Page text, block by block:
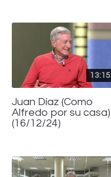
13:15
Juan Díaz (Como
Alfredo por su casa)
(16/12/24)